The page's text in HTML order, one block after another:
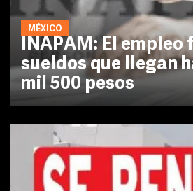
MÉXICO
INAPAM: El empleo
sueldos que llegan
mil 500 pesos